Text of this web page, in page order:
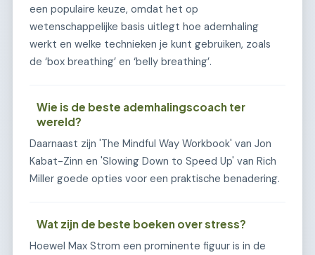
een populaire keuze, omdat het op
wetenschappelijke basis uitlegt hoe ademhaling
werkt en welke technieken je kunt gebruiken, zoals
de ‘box breathing’ en ‘belly breathing’.
Wie is de beste ademhalingscoach ter
wereld?
Daarnaast zijn 'The Mindful Way Workbook' van Jon
Kabat-Zinn en 'Slowing Down to Speed Up' van Rich
Miller goede opties voor een praktische benadering.
Wat zijn de beste boeken over stress?
Hoewel Max Strom een prominente figuur is in de